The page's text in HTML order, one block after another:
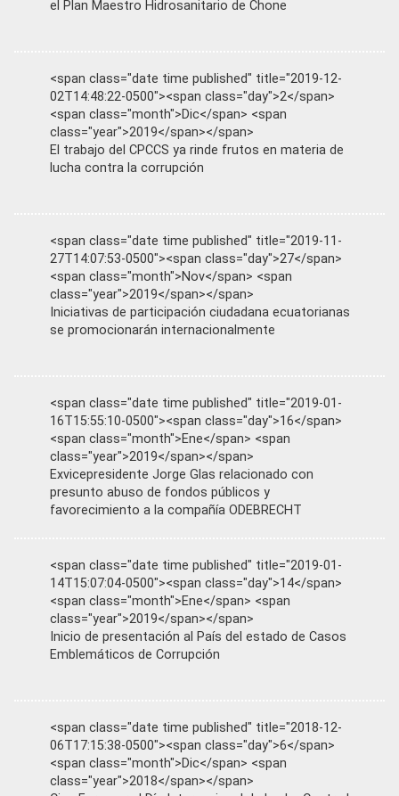
el Plan Maestro Hidrosanitario de Chone
<span class="date time published" title="2019-12-
02T14:48:22-0500"><span class="day">2</span>
<span class="month">Dic</span> <span
class="year">2019</span></span>
El trabajo del CPCCS ya rinde frutos en materia de
lucha contra la corrupción
<span class="date time published" title="2019-11-
27T14:07:53-0500"><span class="day">27</span>
<span class="month">Nov</span> <span
class="year">2019</span></span>
Iniciativas de participación ciudadana ecuatorianas
se promocionarán internacionalmente
<span class="date time published" title="2019-01-
16T15:55:10-0500"><span class="day">16</span>
<span class="month">Ene</span> <span
class="year">2019</span></span>
Exvicepresidente Jorge Glas relacionado con
presunto abuso de fondos públicos y
favorecimiento a la compañía ODEBRECHT
<span class="date time published" title="2019-01-
14T15:07:04-0500"><span class="day">14</span>
<span class="month">Ene</span> <span
class="year">2019</span></span>
Inicio de presentación al País del estado de Casos
Emblemáticos de Corrupción
<span class="date time published" title="2018-12-
06T17:15:38-0500"><span class="day">6</span>
<span class="month">Dic</span> <span
class="year">2018</span></span>